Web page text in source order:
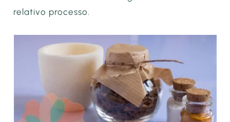
relativo processo.